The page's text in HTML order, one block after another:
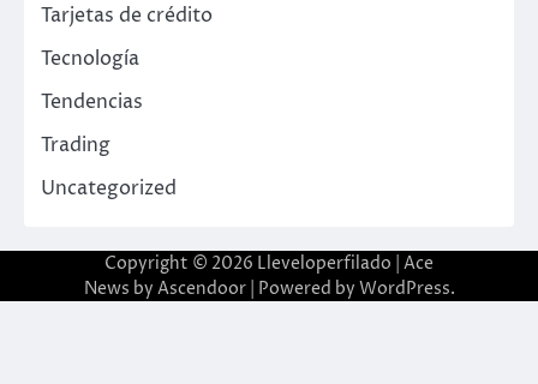
Tarjetas de crédito
Tecnología
Tendencias
Trading
Uncategorized
Copyright © 2026 Lleveloperfilado | Ace
News by Ascendoor| Powered by WordPress.